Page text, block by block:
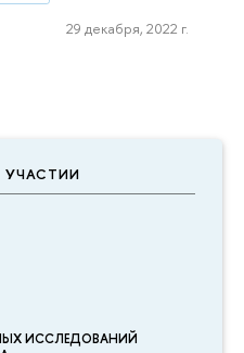
ИССЛЕДОВАНИЙ
29 декабря, 2022 г.